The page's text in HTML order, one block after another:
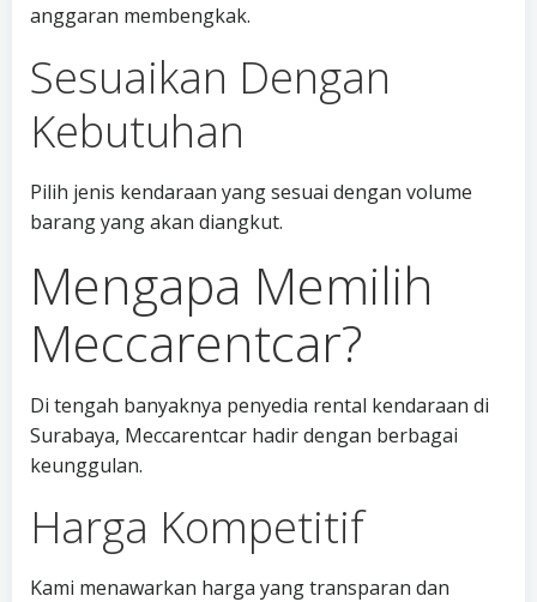
anggaran membengkak.
Sesuaikan Dengan
Kebutuhan
Pilih jenis kendaraan yang sesuai dengan volume
barang yang akan diangkut.
Mengapa Memilih
Meccarentcar?
Di tengah banyaknya penyedia rental kendaraan di
Surabaya, Meccarentcar hadir dengan berbagai
keunggulan.
Harga Kompetitif
Kami menawarkan harga yang transparan dan